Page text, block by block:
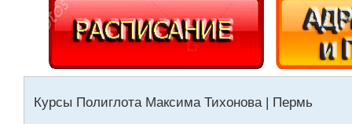
Курсы Полиглота Максима Тихонова | Пермь